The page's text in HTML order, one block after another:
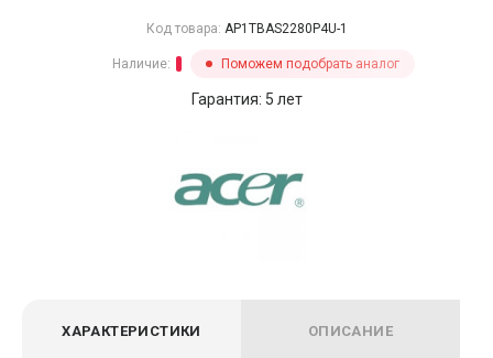
ХАРАКТЕРИСТИКИ ОПИСАНИЕ
Код товара: AP1TBAS2280P4U-1
Наличие: Поможем подобрать аналог
Гарантия: 5 лет